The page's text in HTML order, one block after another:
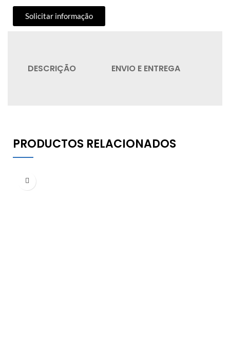
Solicitar informação
DESCRIÇÃO ENVIO E ENTREGA
PRODUCTOS RELACIONADOS